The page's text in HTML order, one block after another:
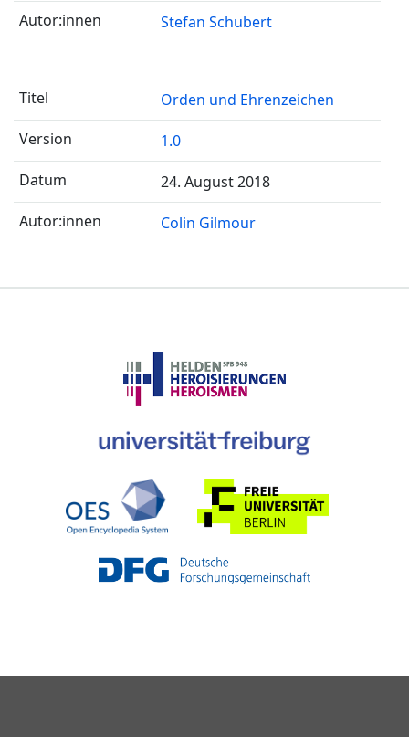
Stefan Schubert
Orden und Ehrenzeichen
1.0
24. August 2018
Colin Gilmour